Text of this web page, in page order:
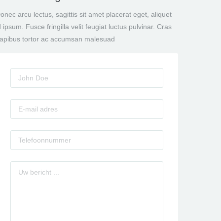
arcu lectus, sagittis sit amet placerat eget, aliquet
ipsum. Fusce fringilla velit feugiat luctus pulvinar. Cras
tortor ac accumsan malesuad